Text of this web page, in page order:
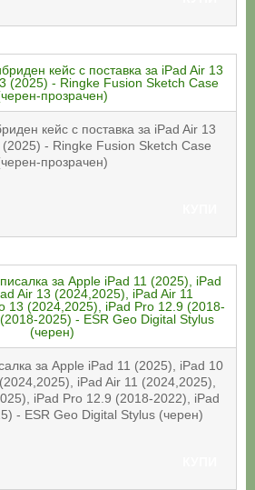
кейс с поставка за iPad Air 13
- Ringke Fusion Sketch Case
прозрачен)
за Apple iPad 11 (2025), iPad 10
iPad Air 11 (2024,2025),
iPad Pro 12.9 (2018-2022), iPad
- ESR Geo Digital Stylus (черен)